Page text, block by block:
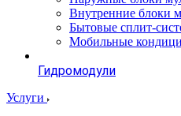
Внутренние блоки
Бытовые сплит-
Мобильные
Гидромодули
Услуги